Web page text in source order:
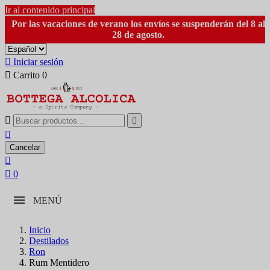
Ir al contenido principal
Por las vacaciones de verano los envíos se suspenderán del 8 al
28 de agosto.
 Iniciar sesión
 Carrito 0
 

Cancelar

 0
MENÚ
Inicio
Destilados
Ron
Rum Mentidero